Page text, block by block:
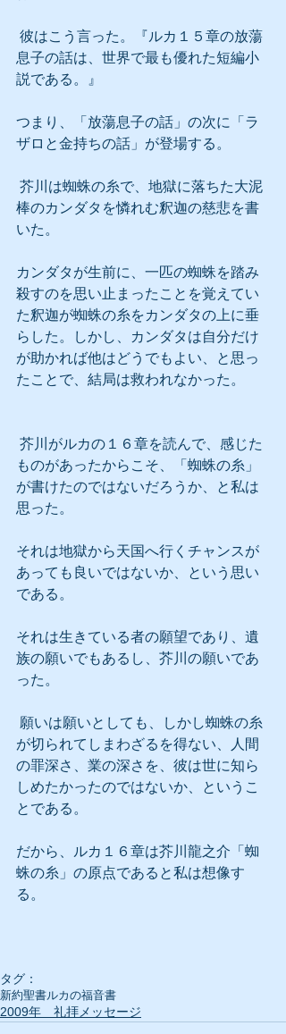
息子の話は、世界で最も優れた短編小
説である。』
つまり、「放蕩息子の話」の次に「ラ
ザロと金持ちの話」が登場する。
棒のカンダタを憐れむ釈迦の慈悲を書
いた。
カンダタが生前に、一匹の蜘蛛を踏み
殺すのを思い止まったことを覚えてい
た釈迦が蜘蛛の糸をカンダタの上に垂
らした。しかし、カンダタは自分だけ
が助かれば他はどうでもよい、と思っ
たことで、結局は救われなかった。
ものがあったからこそ、「蜘蛛の糸」
が書けたのではないだろうか、と私は
思った。
それは地獄から天国へ行くチャンスが
あっても良いではないか、という思い
である。
それは生きている者の願望であり、遺
族の願いでもあるし、芥川の願いであ
った。
が切られてしまわざるを得ない、人間
の罪深さ、業の深さを、彼は世に知ら
しめたかったのではないか、というこ
とである。
だから、ルカ１６章は芥川龍之介「蜘
蛛の糸」の原点であると私は想像す
る。
タグ：
新約聖書ルカの福音書
2009年 礼拝メッセージ